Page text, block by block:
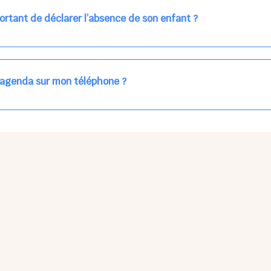
de déclarer l’absence de son enfant ?
enfants à accueillir, et ajuster les plannings au mieux.
car les repas sont commandés à l’avance.
sur mon téléphone ?
sur l'App Store ni Google Play car il s'agit d'une Web App,